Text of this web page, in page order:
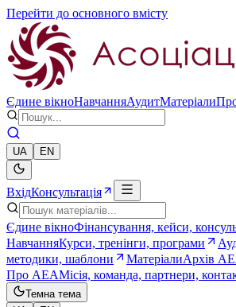
Перейти до основного вмісту
Єдине вікноНавчанняАудитМатеріали
UA EN
ВхідКонсультація
Єдине вікноФінансування, кейси,
НавчанняКурси, тренінги, програми
методики, шаблони
МатеріалиАрхів
Про AEAМісія, команда, партнери,
Темна тема